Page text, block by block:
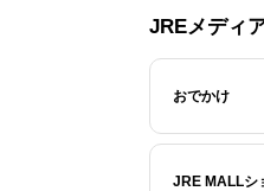
JREメディ
おでかけ
JRE MALLシ